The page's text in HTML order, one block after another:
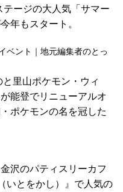
テージの大人気「サマー
年もスタート。
ベント｜地元編集者のとっ
と里山ポケモン・ウィ
能登でリニューアルオ
ポケモンの名を冠した
金沢のパティスリーカフ
いとをかし）』で人気の